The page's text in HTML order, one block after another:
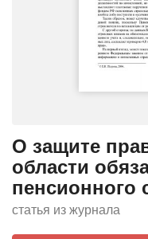
О защите
области
пенсионного
статья из журнала